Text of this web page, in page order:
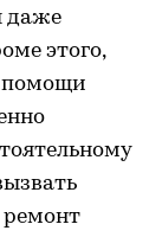
даже
этого,
помощи
ремонт